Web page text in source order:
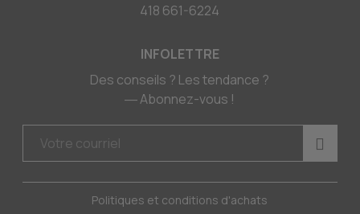
418 661-6224
INFOLETTRE
Des conseils ? Les tendance ?
― Abonnez-vous !
Politiques et conditions d'achats